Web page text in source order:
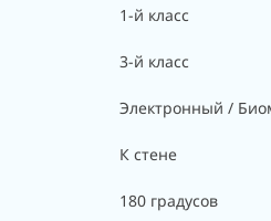
1-й класс
3-й класс
Электронный /
К стене
180 градусов